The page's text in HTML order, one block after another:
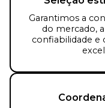
Garantimos a
do mercado,
confiabilidade e